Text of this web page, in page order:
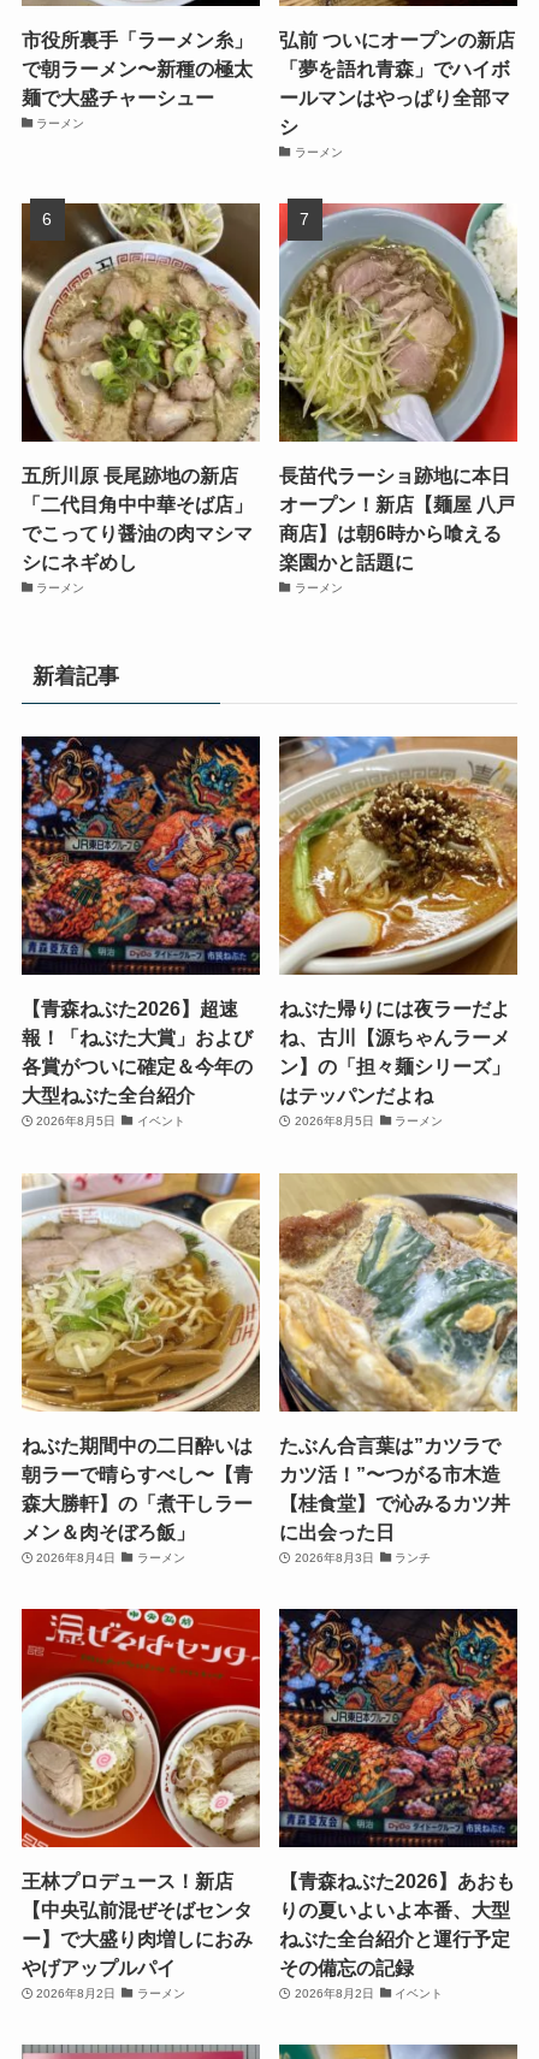
市役所裏手「ラーメン糸」
で朝ラーメン〜新種の極太
麺で大盛チャーシュー
ラーメン
弘前 ついにオープンの新店
「夢を語れ青森」でハイボ
ールマンはやっぱり全部マ
シ
ラーメン
五所川原 長尾跡地の新店
「二代目角中中華そば店」
でこってり醤油の肉マシマ
シにネギめし
ラーメン
長苗代ラーショ跡地に本日
オープン！新店【麺屋 八戸
商店】は朝6時から喰える
楽園かと話題に
ラーメン
新着記事
【青森ねぶた2026】超速
報！「ねぶた大賞」および
各賞がついに確定＆今年の
大型ねぶた全台紹介
2026年8月5日 イベント
ねぶた帰りには夜ラーだよ
ね、古川【源ちゃんラーメ
ン】の「担々麺シリーズ」
はテッパンだよね
2026年8月5日 ラーメン
ねぶた期間中の二日酔いは
朝ラーで晴らすべし〜【青
森大勝軒】の「煮干しラー
メン＆肉そぼろ飯」
2026年8月4日 ラーメン
たぶん合言葉は”カツラで
カツ活！”〜つがる市木造
【桂食堂】で沁みるカツ丼
に出会った日
2026年8月3日 ランチ
王林プロデュース！新店
【中央弘前混ぜそばセンタ
ー】で大盛り肉増しにおみ
やげアップルパイ
2026年8月2日 ラーメン
【青森ねぶた2026】あおも
りの夏いよいよ本番、大型
ねぶた全台紹介と運行予定
その備忘の記録
2026年8月2日 イベント